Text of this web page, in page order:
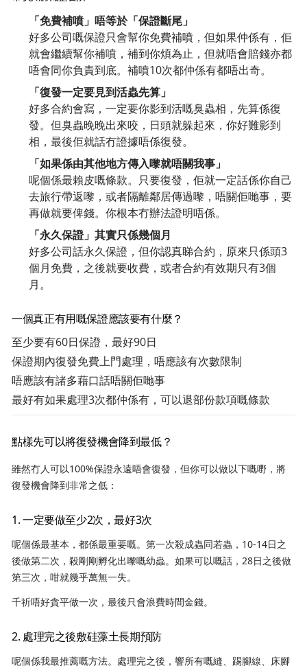
「免費補噴」唔等於「保證斷尾」
好多公司嘅保證只會幫你免費補噴，但如果仲係有，佢
就會繼續幫你補噴，補到你煩為止，但就唔會賠錢亦都
唔會同你負責到底。補噴10次都仲係有都唔出奇。
「復發一定要見到活蟲先算」
好多合約會寫，一定要你影到活嘅臭蟲相，先算係復
發。但臭蟲晚晚出來咬，日頭就躲起來，你好難影到
相，最後佢就話冇證據唔係復發。
「如果係由其他地方傳入嚟就唔關我事」
呢個係最賴皮嘅條款。只要復發，佢就一定話係你自己
去旅行帶返嚟，或者隔離鄰居傳過嚟，唔關佢哋事，要
再做就要俾錢。你根本冇辦法證明唔係。
「永久保證」其實只係幾個月
好多公司話永久保證，但你認真睇合約，原來只係頭3
個月免費，之後就要收費，或者合約有效期只有3個
月。
一個真正有用嘅保證應該要有什麼？
至少要有60日保證，最好90日
保證期內復發免費上門處理，唔應該有次數限制
唔應該有諸多藉口話唔關佢哋事
最好有如果處理3次都仲係有，可以退部份款項嘅條款
點樣先可以將復發機會降到最低？
雖然冇人可以100%保證永遠唔會復發，但你可以做以下嘅嘢，將
復發機會降到非常之低：
1. 一定要做至少2次，最好3次
呢個係最基本，都係最重要嘅。第一次殺成蟲同若蟲，10-14日之
後做第二次，殺剛剛孵化出嚟嘅幼蟲。如果可以嘅話，28日之後做
第三次，咁就幾乎萬無一失。
千祈唔好貪平做一次，最後只會浪費時間金錢。
2. 處理完之後敷硅藻土長期預防
呢個係我最推薦嘅方法。處理完之後，響所有嘅縫、踢腳線、床腳